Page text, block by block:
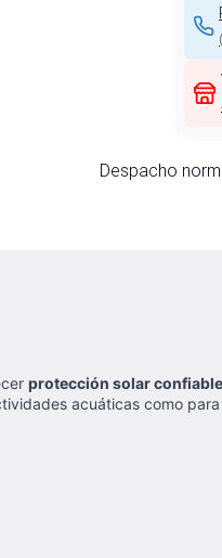
Despacho
protección solar confiable
acuáticas como